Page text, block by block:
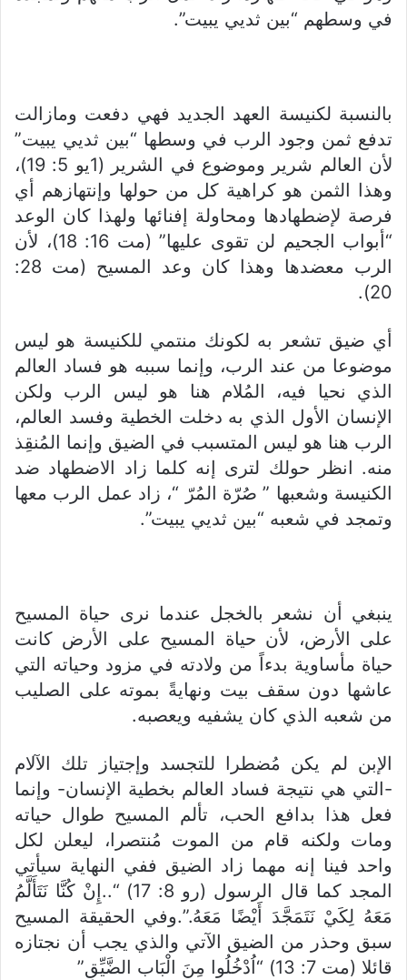
في وسطهم “بين ثديي يبيت”.
بالنسبة لكنيسة العهد الجديد فهي دفعت ومازالت
تدفع ثمن وجود الرب في وسطها “بين ثديي يبيت”
لأن العالم شرير وموضوع في الشرير (1يو 5: 19)،
وهذا الثمن هو كراهية كل من حولها وإنتهازهم أي
فرصة لإضطهادها ومحاولة إفنائها ولهذا كان الوعد
“أبواب الجحيم لن تقوى عليها” (مت 16: 18)، لأن
الرب معضدها وهذا كان وعد المسيح (مت 28:
20).
أي ضيق تشعر به لكونك منتمي للكنيسة هو ليس
موضوعا من عند الرب، وإنما سببه هو فساد العالم
الذي نحيا فيه، المُلام هنا هو ليس الرب ولكن
الإنسان الأول الذي به دخلت الخطية وفسد العالم،
الرب هنا هو ليس المتسبب في الضيق وإنما المُنقِذ
منه. انظر حولك لترى إنه كلما زاد الاضطهاد ضد
الكنيسة وشعبها ” صُرّة المُرّ “، زاد عمل الرب معها
وتمجد في شعبه “بين ثديي يبيت”.
ينبغي أن نشعر بالخجل عندما نرى حياة المسيح
على الأرض، لأن حياة المسيح على الأرض كانت
حياة مأساوية بدءاً من ولادته في مزود وحياته التي
عاشها دون سقف بيت ونهايةً بموته على الصليب
من شعبه الذي كان يشفيه ويعصبه.
الإبن لم يكن مُضطرا للتجسد وإجتياز تلك الآلام
-التي هي نتيجة فساد العالم بخطية الإنسان- وإنما
فعل هذا بدافع الحب، تألم المسيح طوال حياته
ومات ولكنه قام من الموت مُنتصرا، ليعلن لكل
واحد فينا إنه مهما زاد الضيق ففي النهاية سيأتي
المجد كما قال الرسول (رو 8: 17) “..إِنْ كُنَّا نَتَأَلَّمُ
مَعَهُ لِكَيْ نَتَمَجَّدَ أَيْضًا مَعَهُ.”.وفي الحقيقة المسيح
سبق وحذر من الضيق الآتي والذي يجب أن نجتازه
قائلا (مت 7: 13) “اُدْخُلُوا مِنَ الْبَاب الضَّيِّقِ”